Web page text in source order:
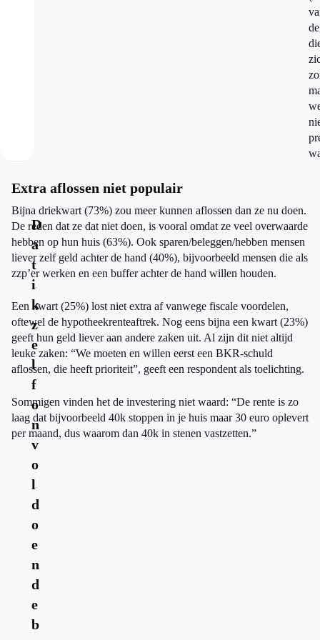
D
a
t
i
k
z
e
l
f
o
n
v
o
l
d
o
e
n
d
e
b
Extra aflossen niet populair
Bijna driekwart (73%) zou meer kunnen aflossen dan ze nu doen.
De reden dat ze dat niet doen, is vooral omdat ze veel overwaarde
hebben op hun huis (63%). Ook sparen/beleggen/hebben mensen
liever zelf geld achter de hand (40%), bijvoorbeeld mensen die als
zzp’er werken en een buffer achter de hand willen houden.
Een kwart (25%) lost niet extra af vanwege fiscale voordelen,
oftewel de hypotheekrenteaftrek. Nog eens bijna een kwart (23%)
geeft hun geld liever aan andere zaken uit. Al zijn dit niet altijd
leuke zaken: “We moeten en willen eerst een BKR-schuld
aflossen, die heeft prioriteit”, geeft een respondent als toelichting.
Sommigen vinden het de investering niet waard: “De rente is zo
laag dat bijvoorbeeld 40k stoppen in je huis maar 30 euro oplevert
per maand, dus waarom dan 40k in stenen vastzetten.”